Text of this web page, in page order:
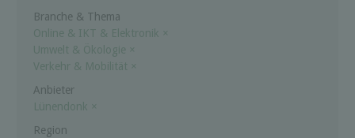
Branche & Thema
Online & IKT & Elektronik ×
Umwelt & Ökologie ×
Verkehr & Mobilität ×
Anbieter
Lünendonk ×
Region